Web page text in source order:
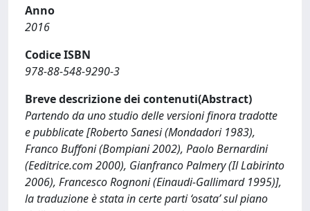
Anno
2016
Codice ISBN
978-88-548-9290-3
Breve descrizione dei contenuti(Abstract)
Partendo da uno studio delle versioni finora tradotte
e pubblicate [Roberto Sanesi (Mondadori 1983),
Franco Buffoni (Bompiani 2002), Paolo Bernardini
(Eeditrice.com 2000), Gianfranco Palmery (Il Labirinto
2006), Francesco Rognoni (Einaudi-Gallimard 1995)],
la traduzione è stata in certe parti ‘osata’ sul piano